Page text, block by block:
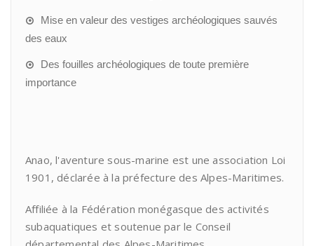
Mise en valeur des vestiges archéologiques sauvés
des eaux
Des fouilles archéologiques de toute première
importance
Anao, l'aventure sous-marine est une association Loi
1901, déclarée à la préfecture des Alpes-Maritimes.
Affiliée à la Fédération monégasque des activités
subaquatiques et soutenue par le Conseil